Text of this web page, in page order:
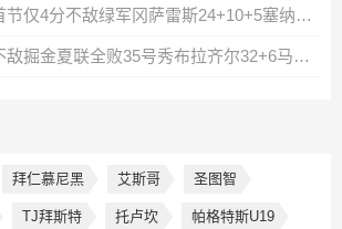
🏀夏联-国王首节仅4分不敌绿军冈萨雷斯24+10+5塞纳克10+12
🏀夏联-雷霆不敌掘金夏联全败35号秀布拉齐尔32+6马拉14+7+6
拜仁慕尼黑 艾斯哥 圣图智
TJ拜斯特 托卢坎 帕格特斯U19